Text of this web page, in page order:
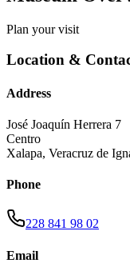
Plan your visit
Location &
Address
José Joaquín Herrera 7
Centro
Xalapa, Veracruz de
Phone
228 841 98 02
Email